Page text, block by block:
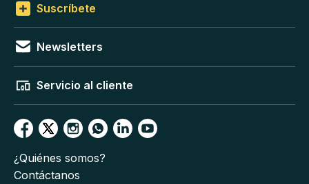
Suscríbete
Newsletters
Servicio al cliente
¿Quiénes somos?
Contáctanos